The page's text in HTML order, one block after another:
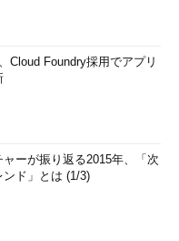
Cloud Foundry採用でアプリ
ーが振り返る2015年、「次
ンド」とは (1/3)